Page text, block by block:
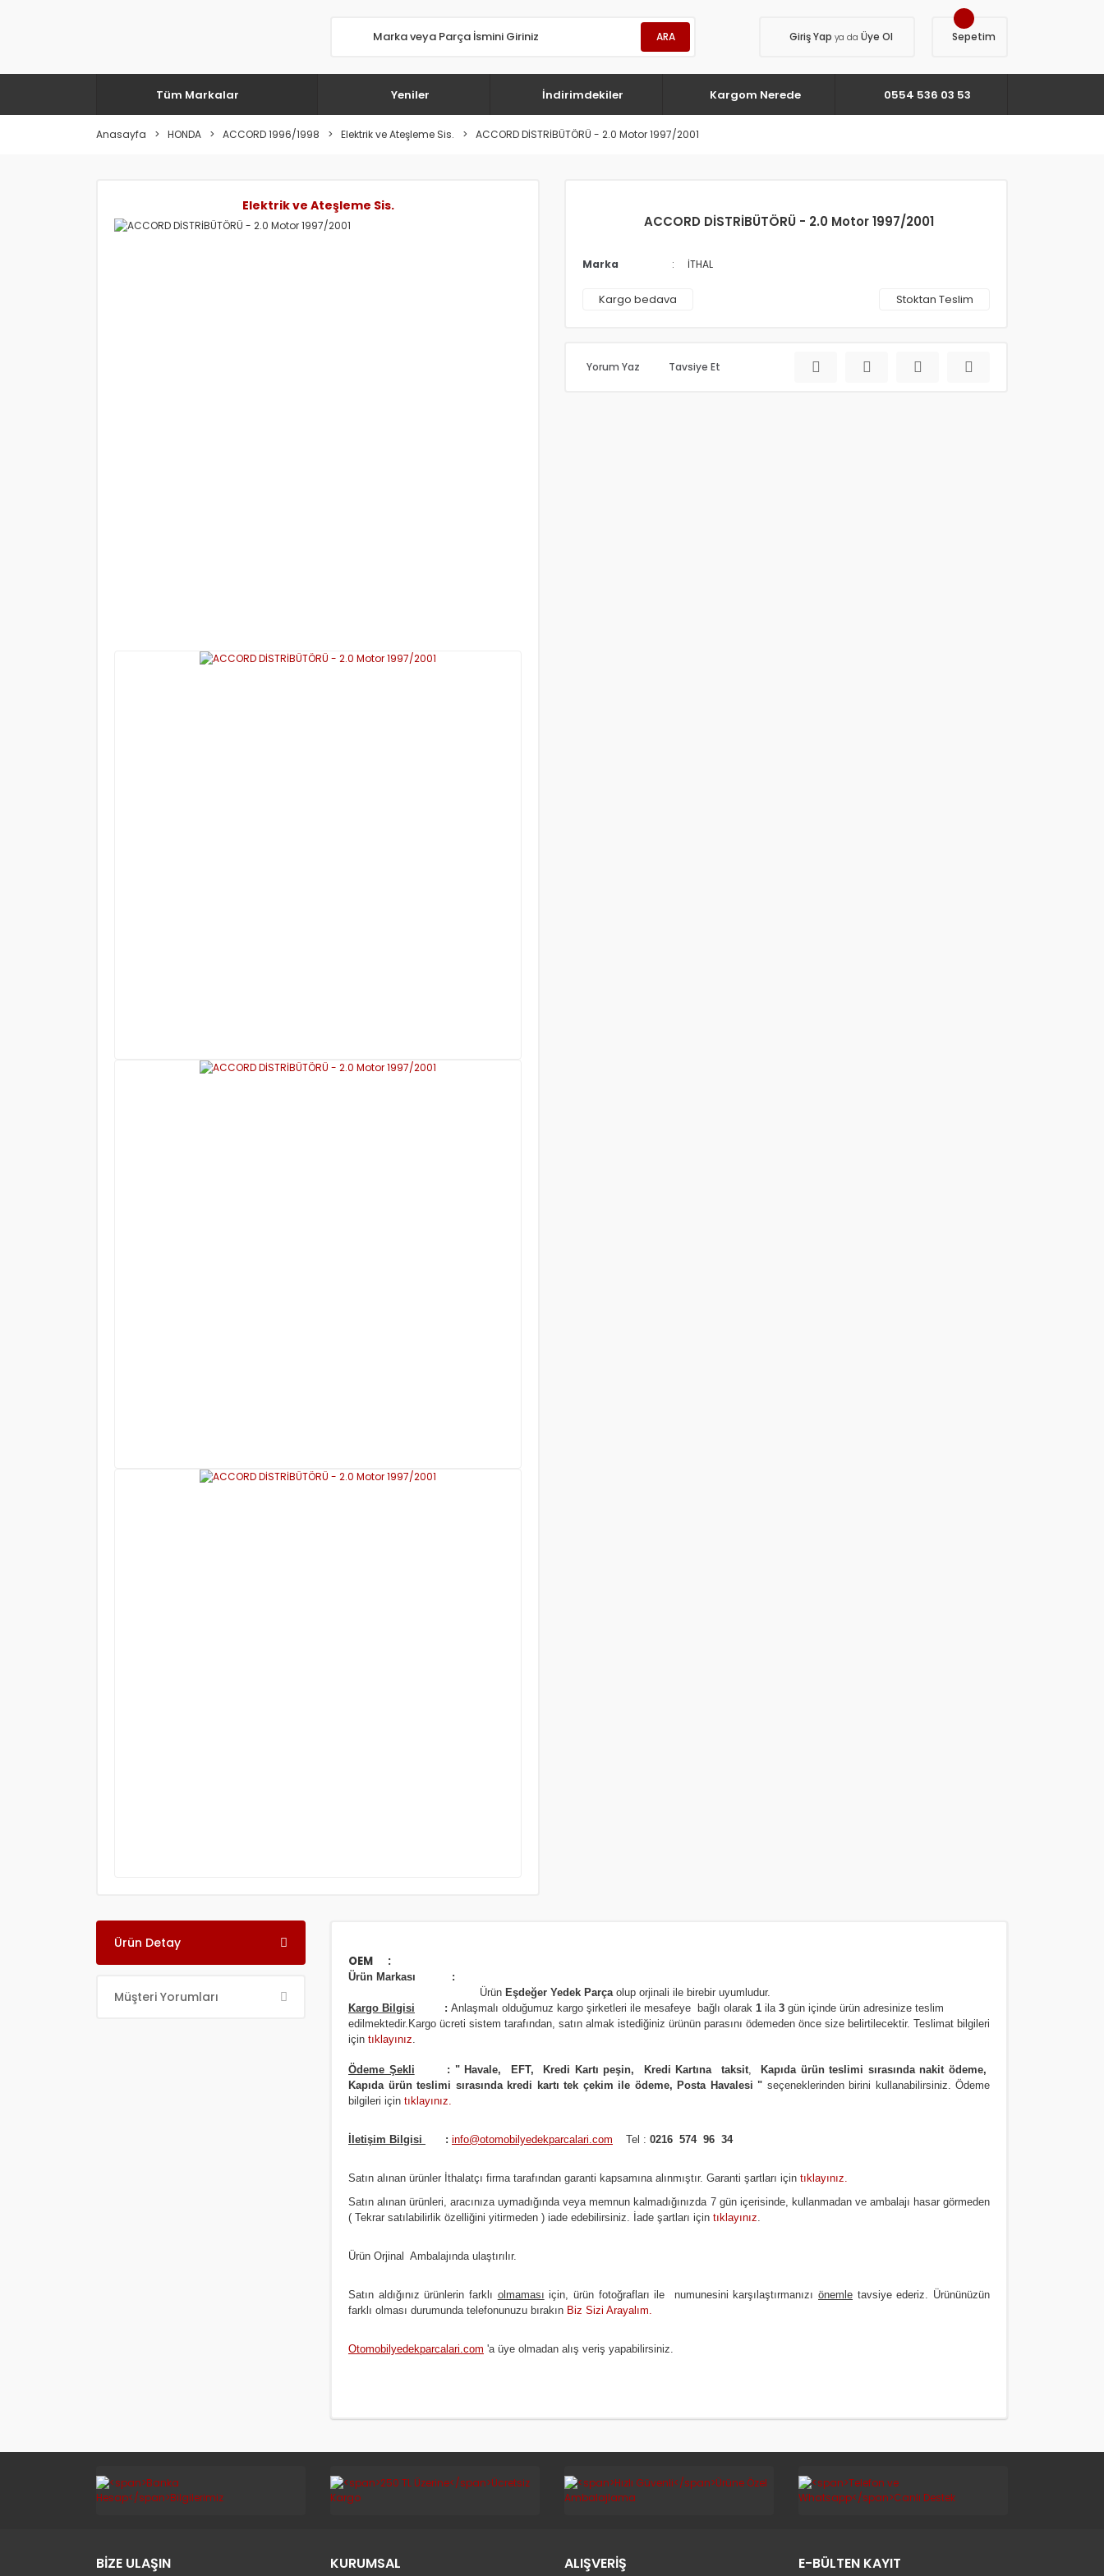
ARA Giriş Yap ya da Üye Ol Sepetim
Tüm Markalar Yeniler İndirimdekiler Kargom Nerede 0554 536 03 53
Anasayfa HONDA ACCORD 1996/1998 Elektrik ve Ateşleme Sis. ACCORD DİSTRİBÜTÖRÜ - 2.0 Motor 1997/2001
Elektrik ve Ateşleme Sis.
ACCORD DİSTRİBÜTÖRÜ - 2.0 Motor 1997/2001
Marka İTHAL
Kargo bedava Stoktan Teslim
Yorum Yaz Tavsiye Et
Ürün Detay
Müşteri Yorumları
OEM :
Ürün Markası :
Ürün Eşdeğer Yedek Parçaolup orjinali ile birebir uyumludur.
Kargo Bilgisi : Anlaşmalı olduğumuz kargo şirketleri ile mesafeye bağlı olarak 1 ila 3 gün içinde ürün adresinize teslim
edilmektedir. Kargo ücreti sistem tarafından, satın almak istediğiniz ürünün parasını ödemeden önce size belirtilecektir. Teslimat bilgileri
için tıklayınız.
Ödeme Şekli : " Havale, EFT, Kredi Kartı peşin, Kredi Kartına taksit,
Kapıda ürün teslimi sırasında nakit ödeme,
Kapıda ürün teslimi sırasında kredi kartı tek çekim ile ödeme, Posta Havalesi " seçeneklerinden birini kullanabilirsiniz. Ödeme
bilgileri için tıklayınız.
İletişim Bilgisi : info@otomobilyedekparcalari.com Tel : 0216 574 96 34
Satın alınan ürünler İthalatçı firma tarafından garanti kapsamına alınmıştır. Garanti şartları için tıklayınız.
Satın alınan ürünleri, aracınıza uymadığında veya memnun kalmadığınızda 7 gün içerisinde, kullanmadan ve ambalajı hasar görmeden
( Tekrar satılabilirlik özelliğini yitirmeden ) iade edebilirsiniz. İade şartları için tıklayınız.
Ürün Orjinal Ambalajında ulaştırılır.
Satın aldığınız ürünlerin farklı olmaması için, ürün fotoğrafları ile numunesini karşılaştırmanızıönemle tavsiye ederiz. Ürününüzün
farklı olması durumunda telefonunuzu bırakın Biz Sizi Arayalım.
Otomobilyedekparcalari.com 'a üye olmadan alış veriş yapabilirsiniz.
BİZE ULAŞIN KURUMSAL ALIŞVERİŞ E-BÜLTEN KAYIT